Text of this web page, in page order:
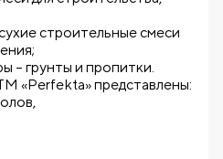
строительные смеси
– грунты и пропитки.
«Perfekta» представлены: